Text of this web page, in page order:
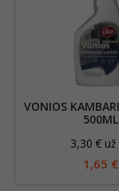
VONIOS
500ML
3,30 € už
1,65 €